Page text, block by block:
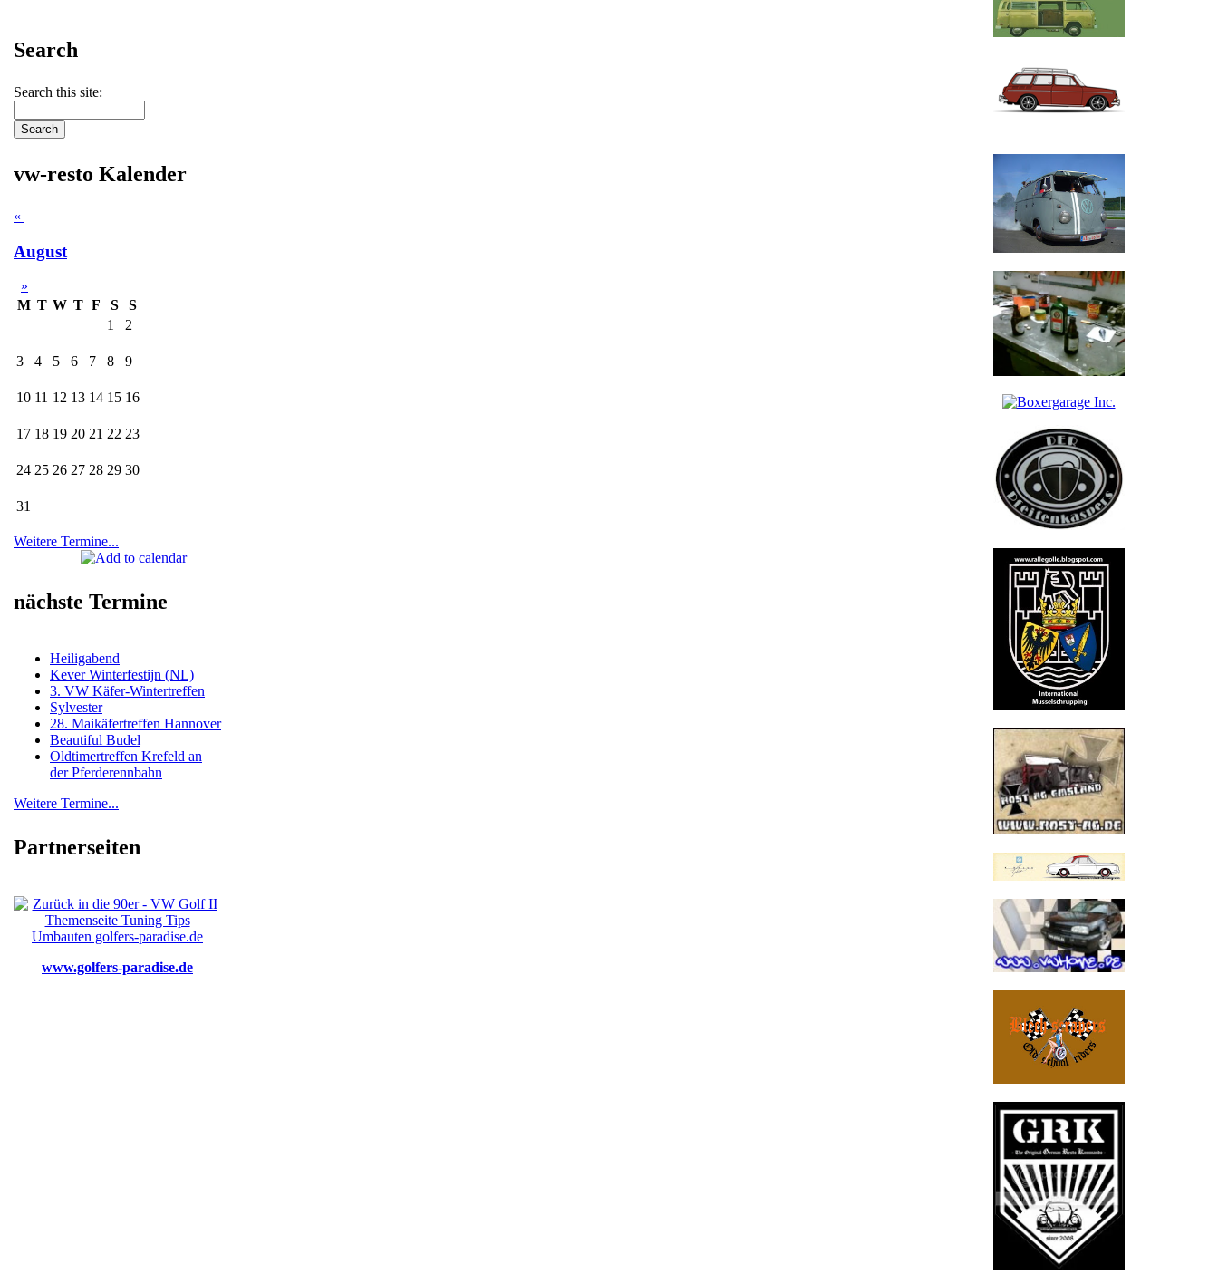
Search
Search this site:
vw-resto Kalender
«
August
»
M T W T F S
S
1
2
3 4 5 6 7 8 9
10 11 12 13 14 15 16
17 18 19 20 21 22 23
24 25 26 27 28 29 30
31
Weitere Termine...
nächste Termine
Heiligabend
Kever Winterfestijn (NL)
3. VW Käfer-Wintertreffen
Sylvester
28. Maikäfertreffen Hannover
Beautiful Budel
Oldtimertreffen Krefeld an
der Pferderennbahn
Weitere Termine...
Partnerseiten
www.golfers-paradise.de